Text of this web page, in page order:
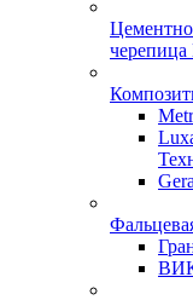
черепица